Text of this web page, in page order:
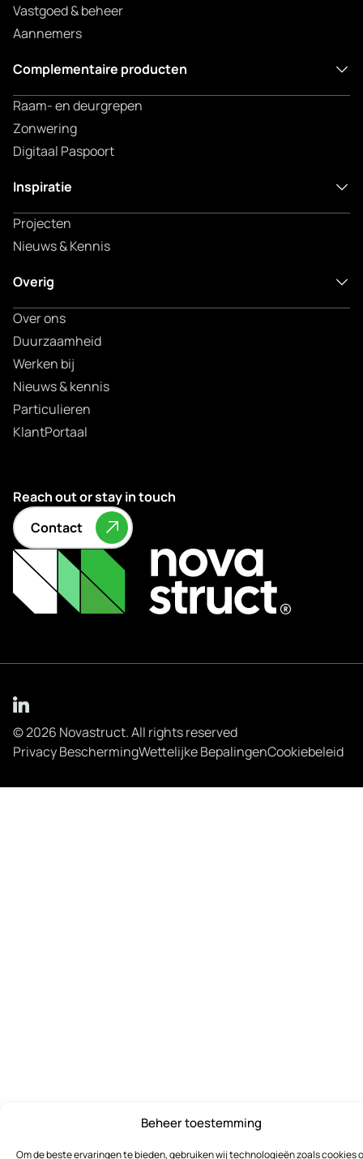
Beheer toestemming
Om de beste ervaringen te bieden, gebruiken wij technologieën zoals cookies
Vastgoed & beheer
Aannemers
Complementaire producten
Raam- en deurgrepen
Zonwering
Digitaal Paspoort
Inspiratie
Projecten
Nieuws & Kennis
Overig
Over ons
Duurzaamheid
Werken bij
Nieuws & kennis
Particulieren
KlantPortaal
Reach out or stay in touch
Contact
© 2026 Novastruct. All rights reserved
Privacy BeschermingWettelijke BepalingenCookiebeleid